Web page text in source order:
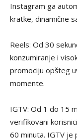
Instagram ga
kratke, dinamične
Reels: Od 30
konzumiranje i
promociju opšteg
momente.
IGTV: Od 1 do 15
verifikovani
60 minuta. IGTV je